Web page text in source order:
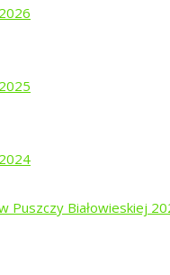
Puszczy Białowieskiej